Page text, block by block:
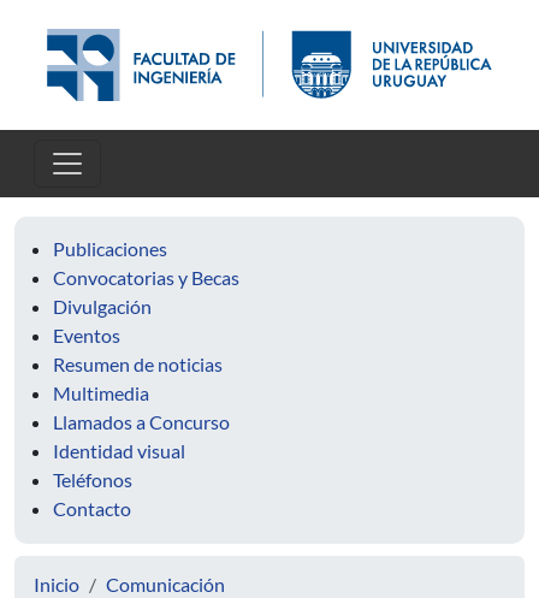
Publicaciones
Convocatorias y Becas
Divulgación
Eventos
Resumen de noticias
Multimedia
Llamados a Concurso
Identidad visual
Teléfonos
Contacto
Inicio Comunicación